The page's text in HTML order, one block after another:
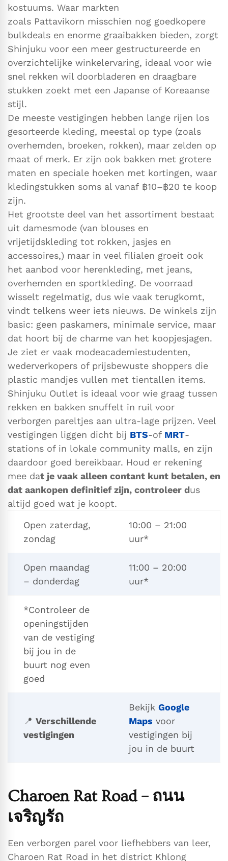
kostuums. Waar markten
zoals Pattavikorn misschien nog goedkopere
bulkdeals en enorme graaibakken bieden, zorgt
Shinjuku voor een meer gestructureerde en
overzichtelijke winkelervaring, ideaal voor wie
snel rekken wil doorbladeren en draagbare
stukken zoekt met een Japanse of Koreaanse
stijl.
De meeste vestigingen hebben lange rijen los
gesorteerde kleding, meestal op type (zoals
overhemden, broeken, rokken), maar zelden op
maat of merk. Er zijn ook bakken met grotere
maten en speciale hoeken met kortingen, waar
kledingstukken soms al vanaf ฿10–฿20 te koop
zijn.
Het grootste deel van het assortiment bestaat
uit damesmode (van blouses en
vrijetijdskleding tot rokken, jasjes en
accessoires,) maar in veel filialen groeit ook
het aanbod voor herenkleding, met jeans,
overhemden en sportkleding. De voorraad
wisselt regelmatig, dus wie vaak terugkomt,
vindt telkens weer iets nieuws. De winkels zijn
basic: geen paskamers, minimale service, maar
dat hoort bij de charme van het koopjesjagen.
Je ziet er vaak modeacademiestudenten,
wederverkopers of prijsbewuste shoppers die
plastic mandjes vullen met tientallen items.
Shinjuku Outlet is ideaal voor wie graag tussen
rekken en bakken snuffelt in ruil voor
verborgen pareltjes aan ultra-lage prijzen. Veel
vestigingen liggen dicht bij BTS-of MRT-
stations of in lokale community malls, en zijn
daardoor goed bereikbaar. Houd er rekening
mee dat je vaak alleen contant kunt betalen, en
dat aankopen definitief zijn, controleer dus
altijd goed wat je koopt.
Open zaterdag,
zondag
10:00 – 21:00
uur*
Open maandag
– donderdag
11:00 – 20:00
uur*
*Controleer de
openingstijden
van de vestiging
bij jou in de
buurt nog even
goed
📍 Verschillende
vestigingen
Bekijk Google
Maps voor
vestigingen bij
jou in de buurt
Charoen Rat Road – ถนน
เจริญรัถ
Een verborgen parel voor liefhebbers van leer,
Charoen Rat Road in het district Khlong